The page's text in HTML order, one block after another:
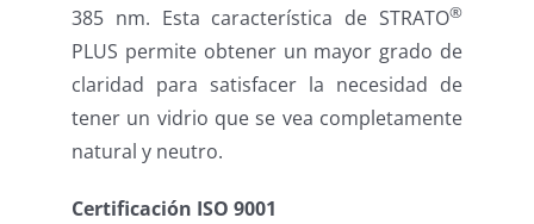
385 nm. Esta característica de STRATO®
PLUS permite obtener un mayor grado de
claridad para satisfacer la necesidad de
tener un vidrio que se vea completamente
natural y neutro.
Certificación ISO 9001